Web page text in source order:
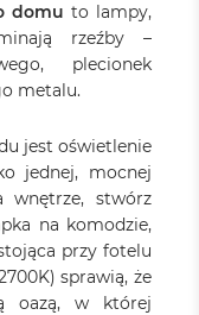
domu to lampy,
rzeźby –
plecionek
metalu.
jest oświetlenie
jednej, mocnej
wnętrze, stwórz
na komodzie,
przy fotelu
sprawią, że
oazą, w której